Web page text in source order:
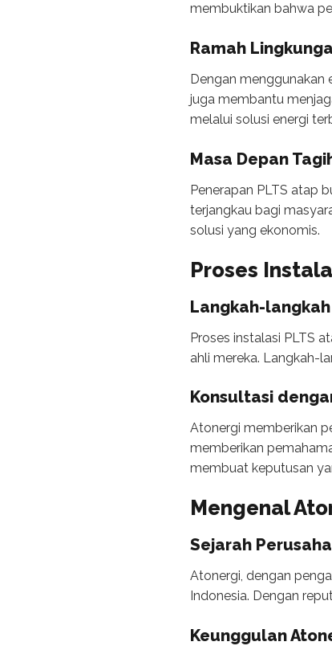
membuktikan bahwa
Ramah
Dengan menggunakan
juga membantu
melalui solusi energi
Masa Depan
Penerapan PLTS atap
terjangkau bagi
solusi yang ekonomis.
Proses
Langkah-
Proses instalasi PLTS
ahli mereka. Langkah-
Konsultasi
Atonergi memberikan
memberikan
membuat keputusan
Mengenal
Sejarah
Atonergi, dengan
Indonesia. Dengan
Keunggulan